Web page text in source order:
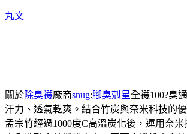
丸文
關於除臭襪廠商snug:腳臭剋星全襪100?臭
汗力、透氣乾爽。結合竹炭與奈米科技的
孟宗竹經過1000度C高溫炭化後，運用奈